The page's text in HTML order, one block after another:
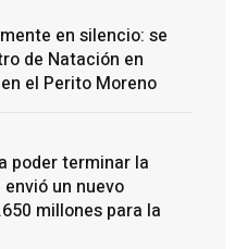
en silencio: se
de Natación en
el Perito Moreno
poder terminar la
envió un nuevo
millones para la